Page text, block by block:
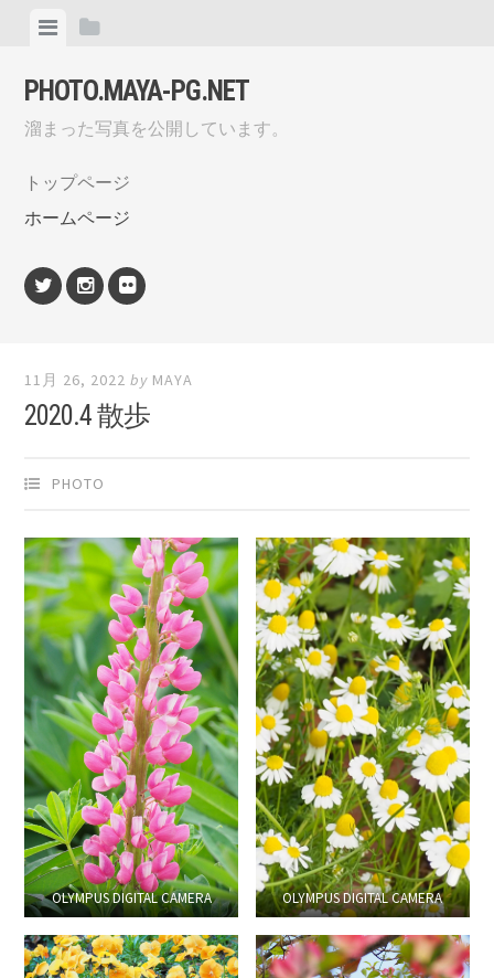
content
ViewView
PHOTO.MAYA-PG.NET
溜まった写真を公開しています。
トップページ
ホームページ
11月 26, 2022 by MAYA
2020.4 散歩
PHOTO
OLYMPUS DIGITAL CAMERA OLYMPUS DIGITAL CAMERA